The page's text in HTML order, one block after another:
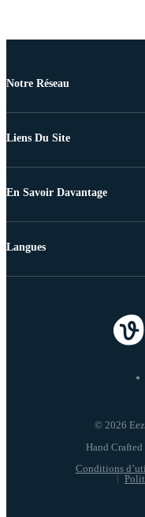
Notre Réseau
Liens Du Site
En Savoir Davantage
© 2026
Conditions
Langues